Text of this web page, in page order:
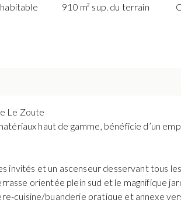
910 m² sup. du terrain
Le Zoute
haut de gamme, bénéficie d’un
et un ascenseur desservant tous
orientée plein sud et le magnifique
cuisine/buanderie pratique et annexe